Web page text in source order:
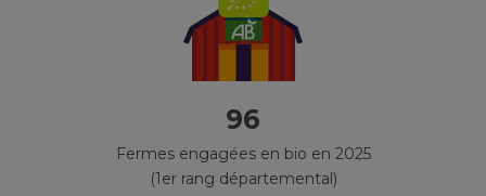
96
Fermes engagées en bio en 2025
(1er rang départemental)